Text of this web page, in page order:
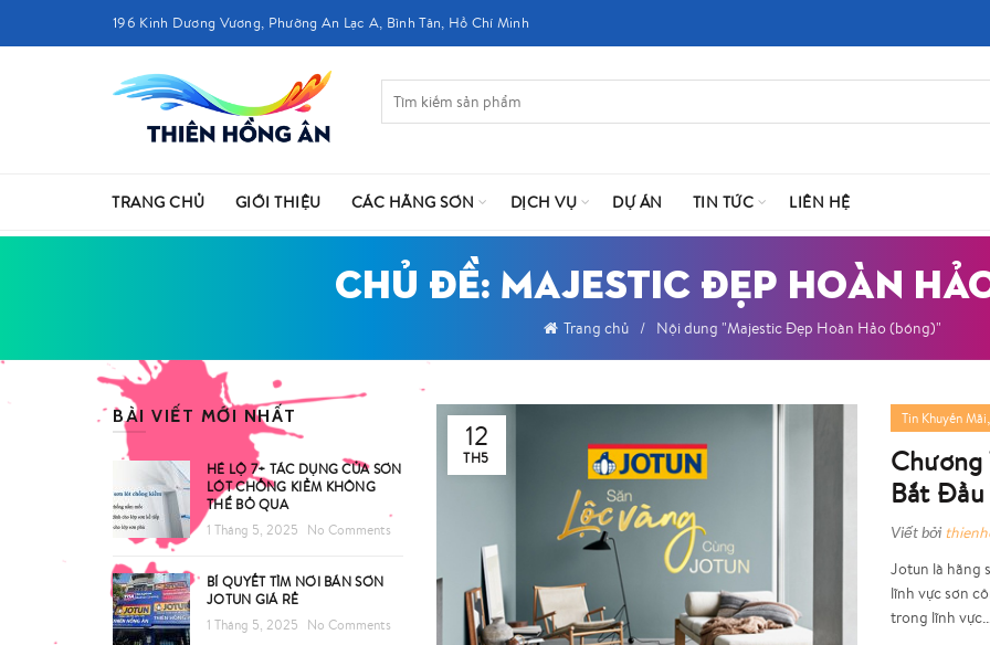
196 Kinh Dương Vương, Phường An Lạc A, Bình Tân, Hồ Chí Minh
TRANG CHỦ GIỚI THIỆU CÁC HÃNG SƠN DỊCH VỤ DỰ ÁN TIN TỨC LIÊN HỆ
CHỦ ĐỀ: MAJESTIC ĐẸP HOÀN
Trang chủ Nội dung "Majestic Đẹp Hoàn Hảo (bóng)"
12
TH5
Tin Khuyến Mãi,
Chương
Bắt
Viết bởi
Jotun là hãng
lĩnh vực sơn
trong lĩnh
BÀI VIẾT MỚI NHẤT
HÉ LỘ 7+ TÁC DỤNG CỦA SƠN
LÓT CHỐNG KIỀM KHÔNG
THỂ BỎ QUA
1 Tháng 5, 2025
No Comments
BÍ QUYẾT TÌM NƠI BÁN SƠN
JOTUN GIÁ RẺ
1 Tháng 5, 2025
No Comments